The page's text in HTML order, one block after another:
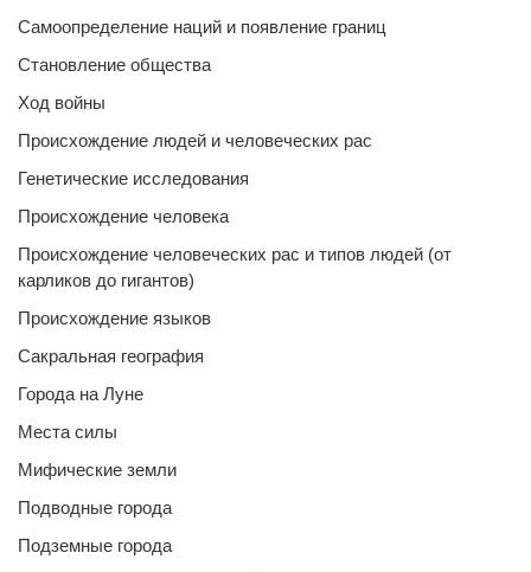
Самоопределение наций и появление границ
Становление общества
Ход войны
Происхождение людей и человеческих рас
Генетические исследования
Происхождение человека
Происхождение человеческих рас и типов людей (от
карликов до гигантов)
Происхождение языков
Сакральная география
Города на Луне
Места силы
Мифические земли
Подводные города
Подземные города